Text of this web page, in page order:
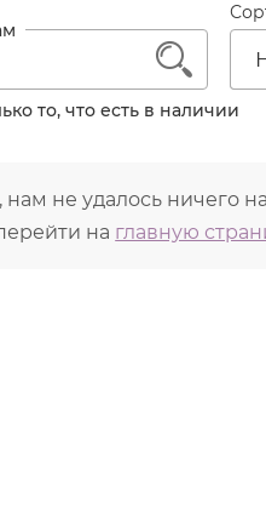
1
то, что есть в наличии
не удалось ничего
на главную